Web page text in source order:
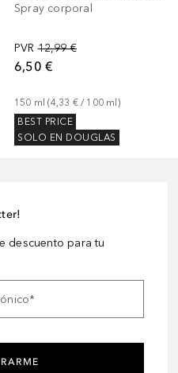
Spray corporal
PVR 12,99 €
6,50 €
150 ml (4,33 € / 100 ml )
BEST PRICE
SOLO EN DOUGLAS
descuento para tu
*